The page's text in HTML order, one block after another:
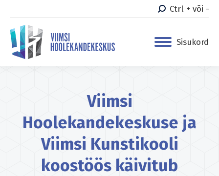
Ctrl + või -
Sisukord
Viimsi
Hoolekandekeskuse ja
Viimsi Kunstikooli
koostöös käivitub